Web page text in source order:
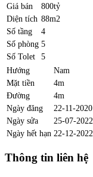
Giá bán
800tỷ
Diện tích 88m2
Số tầng
4
Số phòng 5
Số Tolet
5
Hướng
Nam
Mặt tiền
4m
Đường
4m
Ngày đăng
22-11-2020
Ngày sửa
25-07-2022
Ngày hết hạn 22-12-2022
Thông tin liên hệ